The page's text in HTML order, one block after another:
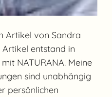
Artikel von Sandra
Artikel entstand in
NATURANA. Meine
sind unabhängig
persönlichen